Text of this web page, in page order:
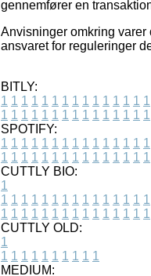
gennemfører en
Anvisninger omkring
ansvaret for reguleringer
BITLY:
1 1 1 1 1 1 1 1 1 1 1 1 1 1 1
1 1 1 1 1 1 1 1 1 1 1 1 1 1 1
SPOTIFY:
1 1 1 1 1 1 1 1 1 1 1 1 1 1 1
1 1 1 1 1 1 1 1 1 1 1 1 1 1 1
CUTTLY BIO:
1
1 1 1 1 1 1 1 1 1 1 1 1 1 1 1
1 1 1 1 1 1 1 1 1 1 1 1 1 1 1
CUTTLY OLD:
1
1 1 1 1 1 1 1 1 1 1
MEDIUM: